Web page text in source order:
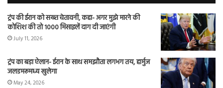
ट्रंप की ईरान को सख्त चेतावनी, कहा- अगर मुझे मारने की
कोशिश की तो 1000 मिसाइलें दाग दी जाएंगी
July 11, 2026
ट्रंप का बड़ा ऐलान- ईरान के साथ समझौता लगभग तय, हार्मुज
जलडमरूमध्य खुलेगा
May 24, 2026